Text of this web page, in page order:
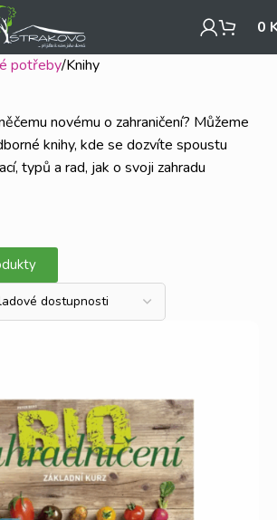
0
potřeby Knihy
novému o zahraničení? Můžeme
knihy, kde se dozvíte spoustu
typů a rad, jak o svoji zahradu